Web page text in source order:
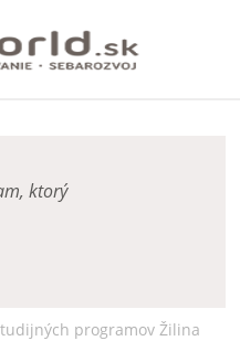
ktorý
programov Žilina